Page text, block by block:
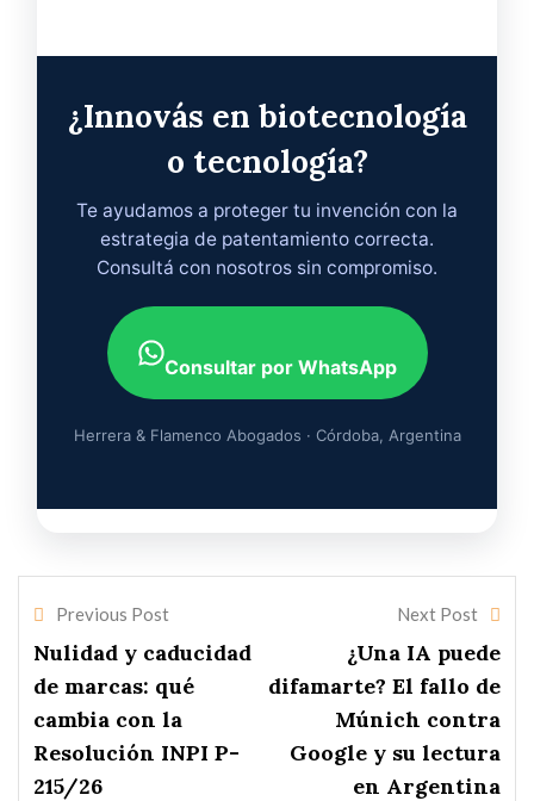
¿Innovás en biotecnología
o tecnología?
Te ayudamos a proteger tu invención con la
estrategia de patentamiento correcta.
Consultá con nosotros sin compromiso.
Consultar por WhatsApp
Herrera & Flamenco Abogados · Córdoba, Argentina
Previous Post
Nulidad y caducidad
de marcas: qué
cambia con la
Resolución INPI P-
215/26
Next Post
¿Una IA puede
difamarte? El fallo de
Múnich contra
Google y su lectura
en Argentina